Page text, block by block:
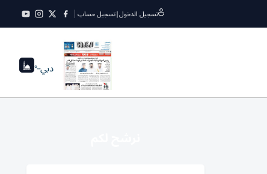
تسجيل الدخول|تسجيل حساب
دبي--°